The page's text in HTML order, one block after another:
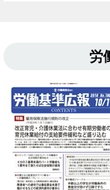
労